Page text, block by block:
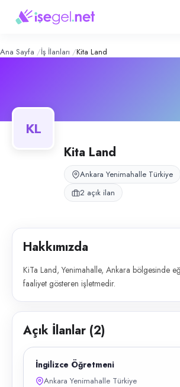
Land– Şirket Profili
Konum:
KiTa Land, Yenimahalle, Ankara bölgesinde
Almanca Öğretmeni
Ana Sayfa İş İlanları Kita Land
KL
Kita Land
Ankara Yenimahalle Türkiye
2 açık ilan
Hakkımızda
KiTa Land, Yenimahalle, Ankara bölgesinde
faaliyet gösteren işletmedir.
Açık İlanlar (2)
İngilizce Öğretmeni
Ankara Yenimahalle Türkiye